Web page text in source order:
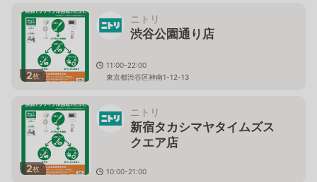
2枚
ニトリ
渋谷公園通り店
11:00-22:00
東京都渋谷区神南1-12-13
2枚
ニトリ
新宿タカシマヤタイムズス
クエア店
10:00-21:00